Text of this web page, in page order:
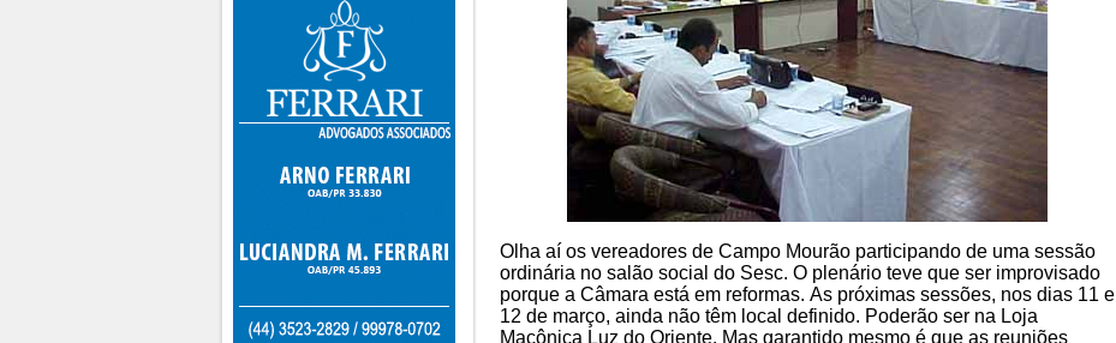
Olha aí os vereadores de Campo Mourão participando de uma sessão
ordinária no salão social do Sesc. O plenário teve que ser improvisado
porque a Câmara está em reformas. As próximas sessões, nos dias 11 e
12 de março, ainda não têm local definido. Poderão ser na Loja
Maçônica Luz do Oriente. Mas garantido mesmo é que as reuniões